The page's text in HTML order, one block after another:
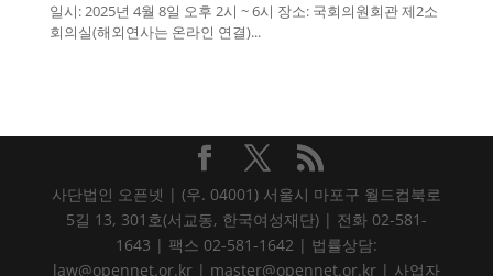
일시: 2025년 4월 8일 오후 2시 ~ 6시 장소: 국회의원회관 제2소
회의실(해외연사는 온라인 연결)...
사단법인 오픈넷 | (우. 04001) 서울시 마포구 월드컵북로
5길 13, 301호(서교동, 한국여성재단) | 전화 02-581-
1643 | 팩스 02-581-1642 | 법률상담:
law@opennet.or.kr | master@opennet.or.kr | 사업자